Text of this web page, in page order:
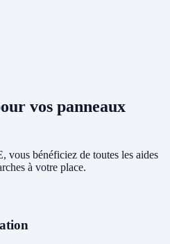
vos panneaux
vous bénéficiez de toutes les aides
à votre place.